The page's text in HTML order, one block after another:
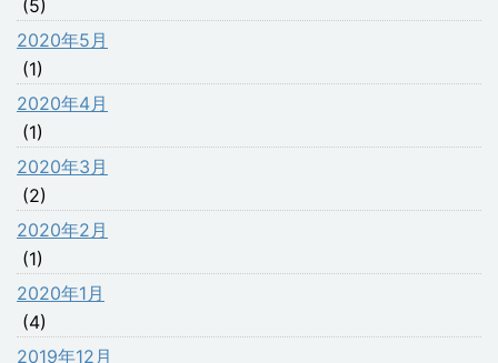
(5)
2020年5月
(1)
2020年4月
(1)
2020年3月
(2)
2020年2月
(1)
2020年1月
(4)
2019年12月